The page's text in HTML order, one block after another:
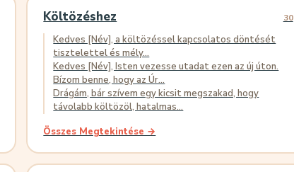
Költözéshez 30
Kedves [Név], a költözéssel kapcsolatos döntését
tisztelettel és mély...
Kedves [Név], Isten vezesse utadat ezen az új úton.
Bízom benne, hogy az Úr...
Drágám, bár szívem egy kicsit megszakad, hogy
távolabb költözöl, hatalmas...
Összes Megtekintése →